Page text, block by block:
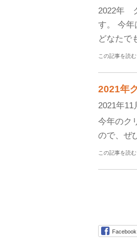
2022年
す。 今年
どなたで
この記事を読む
2021年
2021年11
今年のク
ので、
この記事を読む
Facebook